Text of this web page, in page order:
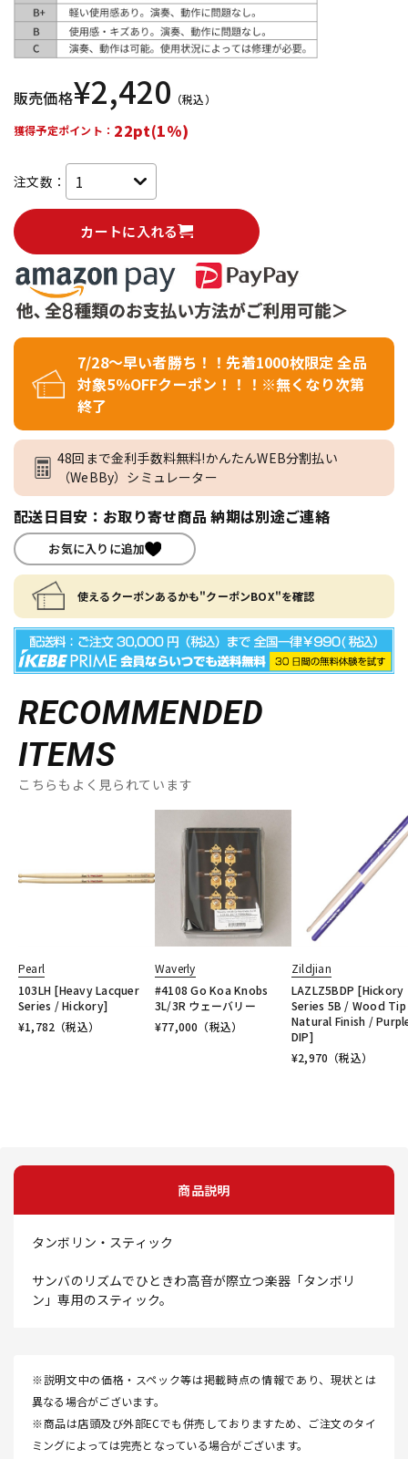
販売価格¥2,420 （税込）
獲得予定ポイント： 22pt(1%)
注文数：
カートに入れる
7/28～早い者勝ち！！先着1000枚限定 全品
対象5％OFFクーポン！！！※無くなり次第
終了
48回まで金利手数料無料!かんたんWEB分割払い
（WeBBy）シミュレーター
配送日目安：お取り寄せ商品 納期は別途ご連絡
お気に入りに追加
使えるクーポンあるかも"クーポンBOX"を確認
RECOMMENDED
ITEMS
こちらもよく見られています
Pearl
103LH [Heavy Lacquer
Series / Hickory]
¥1,782 （税込）
Waverly
#4108 Go Koa Knobs
3L/3R ウェーバリー
¥77,000 （税込）
Zildjian
LAZLZ5BDP [Hickory
Series 5B / Wood
Natural Finish /
DIP]
¥2,970 （税込）
商品説明
タンボリン・スティック
サンバのリズムでひときわ高音が際立つ楽器「タンボリ
ン」専用のスティック。
※説明文中の価格・スペック等は掲載時点の情報であり、現状とは
異なる場合がございます。
※商品は店頭及び外部ECでも併売しておりますため、ご注文のタイ
ミングによっては完売となっている場合がございます。